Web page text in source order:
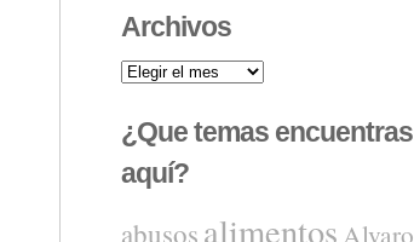
Archivos
Archivos
¿Que temas encuentras
aquí?
abusos alimentosAlvaro